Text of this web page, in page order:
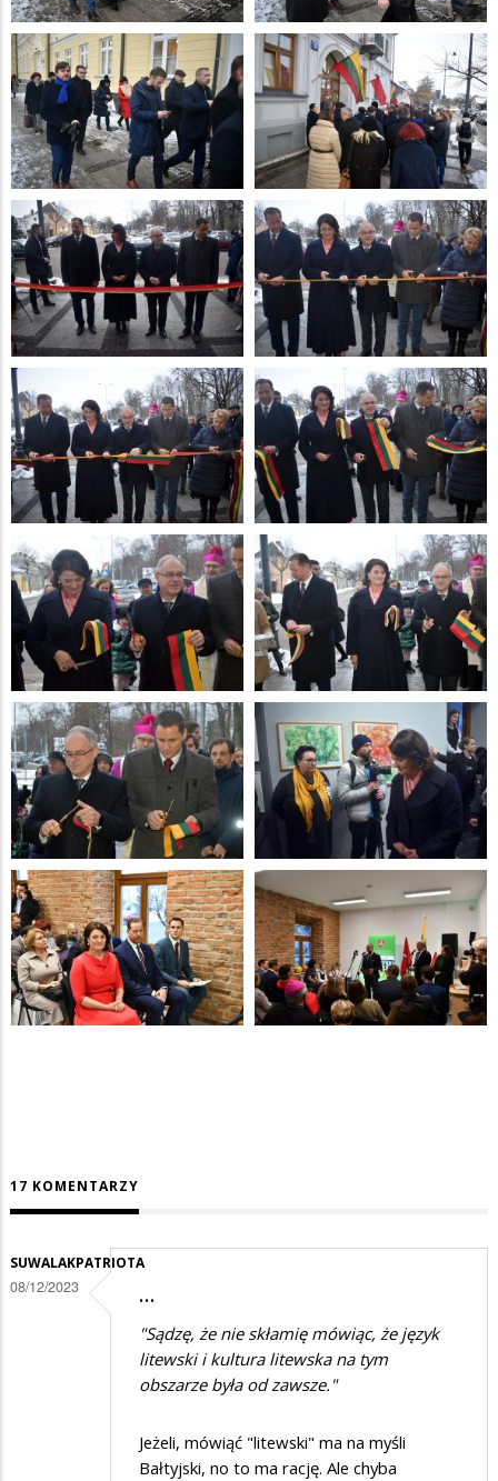
17 KOMENTARZY
SUWALAKPATRIOTA
08/12/2023 …
"Sądzę, że nie skłamię mówiąc, że język
litewski i kultura litewska na tym
obszarze była od zawsze."
Jeżeli, mówiąć "litewski" ma na myśli
Bałtyjski, no to ma rację. Ale chyba